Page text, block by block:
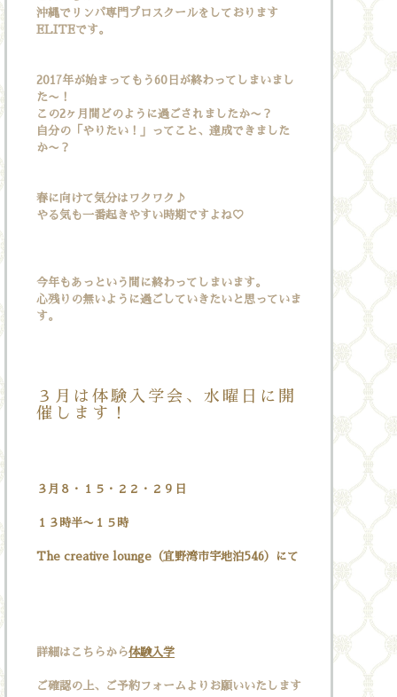
沖縄でリンパ専門プロスクールをしております
ELITEです。
2017年が始まってもう60日が終わってしまいまし
た〜！
この2ヶ月間どのように過ごされましたか〜？
自分の「やりたい！」ってこと、達成できました
か〜？
春に向けて気分はワクワク♪
やる気も一番起きやすい時期ですよね♡
今年もあっという間に終わってしまいます。
心残りの無いように過ごしていきたいと思っていま
す。
３月は体験入学会、水曜日に開
催します！
３月８・１５・２２・２９日
１３時半〜１５時
The creative lounge（宜野湾市宇地泊546）にて
詳細はこちらから体験入学
ご確認の上、ご予約フォームよりお願いいたします